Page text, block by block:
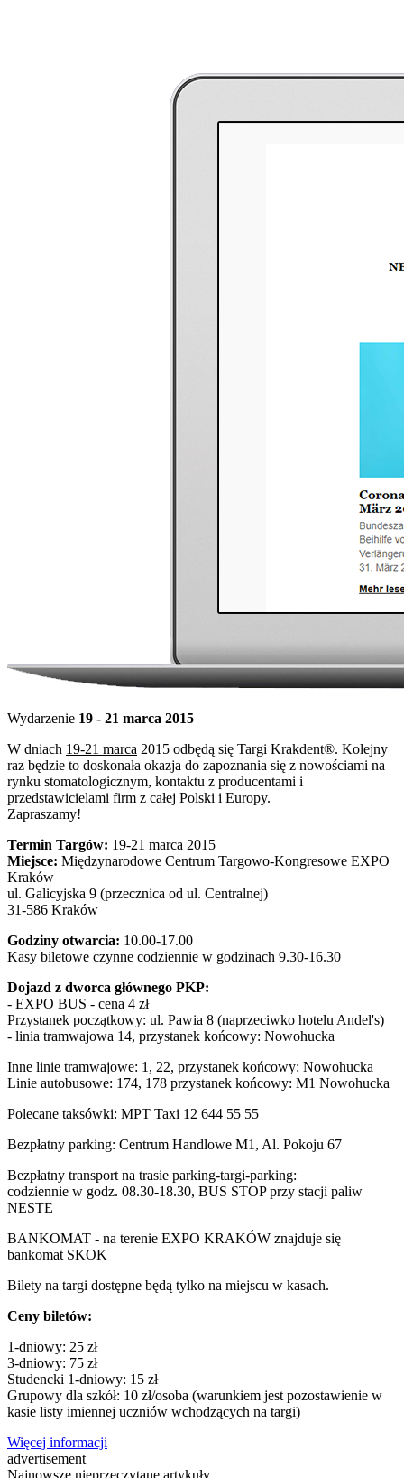
Wydarzenie 19 - 21 marca 2015
W dniach 19-21 marca 2015 odbędą się Targi Krakdent®. Kolejny
raz będzie to doskonała okazja do zapoznania się z nowościami na
rynku stomatologicznym, kontaktu z producentami i
przedstawicielami firm z całej Polski i Europy.
Zapraszamy!
Termin Targów: 19-21 marca 2015
Miejsce: Międzynarodowe Centrum Targowo-Kongresowe EXPO
Kraków
ul. Galicyjska 9 (przecznica od ul. Centralnej)
31-586 Kraków
Godziny otwarcia: 10.00-17.00
Kasy biletowe czynne codziennie w godzinach 9.30-16.30
Dojazd z dworca głównego PKP:
- EXPO BUS - cena 4 zł
Przystanek początkowy: ul. Pawia 8 (naprzeciwko hotelu Andel's)
- linia tramwajowa 14, przystanek końcowy: Nowohucka
Inne linie tramwajowe: 1, 22, przystanek końcowy: Nowohucka
Linie autobusowe: 174, 178 przystanek końcowy: M1 Nowohucka
Polecane taksówki: MPT Taxi 12 644 55 55
Bezpłatny parking: Centrum Handlowe M1, Al. Pokoju 67
Bezpłatny transport na trasie parking-targi-parking:
codziennie w godz. 08.30-18.30, BUS STOP przy stacji paliw
NESTE
BANKOMAT - na terenie EXPO KRAKÓW znajduje się
bankomat SKOK
Bilety na targi dostępne będą tylko na miejscu w kasach.
Ceny biletów:
1-dniowy: 25 zł
3-dniowy: 75 zł
Studencki 1-dniowy: 15 zł
Grupowy dla szkół: 10 zł/osoba (warunkiem jest pozostawienie w
kasie listy imiennej uczniów wchodzących na targi)
Więcej informacji
advertisement